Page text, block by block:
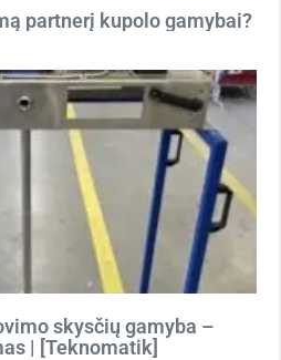
partnerį kupolo gamybai?
skysčių gamyba –
| [Teknomatik]